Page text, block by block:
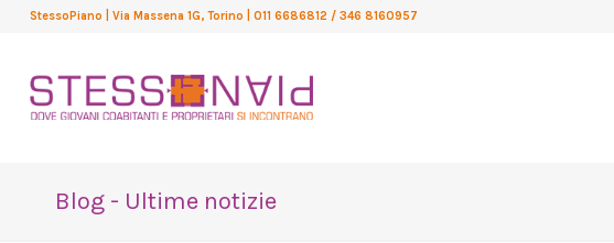
StessoPiano | Via Massena 1G, Torino | 011 6686812 / 346 8160957
Blog - Ultime notizie